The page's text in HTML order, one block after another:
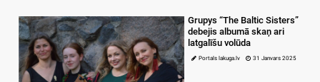
Grupys “The Baltic Sisters”
debejis albumā skaņ ari
latgalīšu volūda
Portals lakuga.lv 31 Janvars 2025